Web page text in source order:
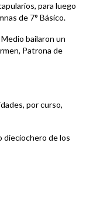
para luego
de 7° Básico.
bailaron un
Patrona de
por curso,
dieciochero de los